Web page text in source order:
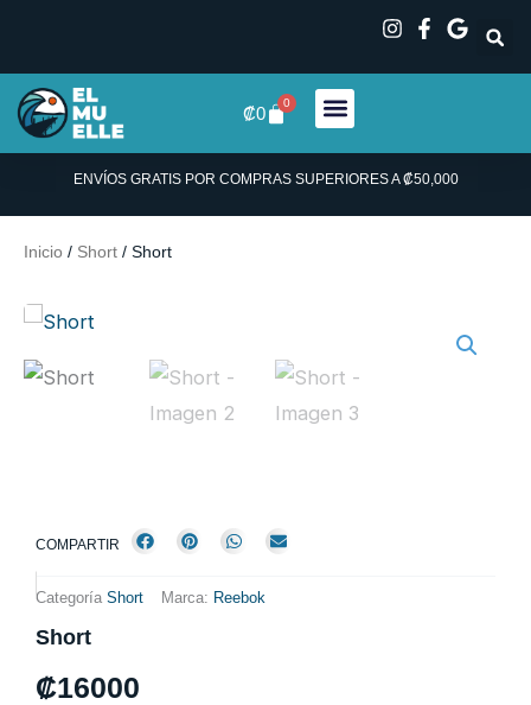
contenido
₡0
0
Carrito
ENVÍOS GRATIS POR COMPRAS SUPERIORES A ₡50,000
Inicio / Short / Short
COMPARTIR
Categoría Short Marca: Reebok
Short
₡16000